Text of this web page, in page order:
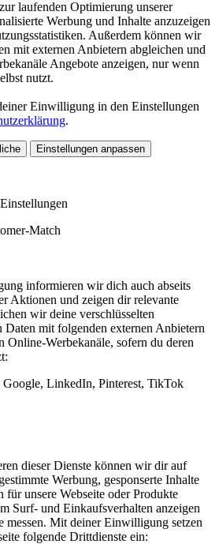
laufenden Optimierung unserer
Werbung und Inhalte anzuzeigen
Außerdem können wir
mit externen Anbietern abgleichen und
Angebote anzeigen, nur wenn
nutzt.
Einwilligung in den Einstellungen
.
Einstellungen anpassen
Match
informieren wir dich auch abseits
Aktionen und zeigen dir relevante
wir deine verschlüsselten
Daten mit folgenden externen Anbietern
Online-Werbekanäle, sofern du deren
LinkedIn, Pinterest, TikTok
dieser Dienste können wir dir auf
Werbung, gesponserte Inhalte
für unsere Webseite oder Produkte
Surf- und Einkaufsverhalten anzeigen
messen. Mit deiner Einwilligung setzen
folgende Drittdienste ein: